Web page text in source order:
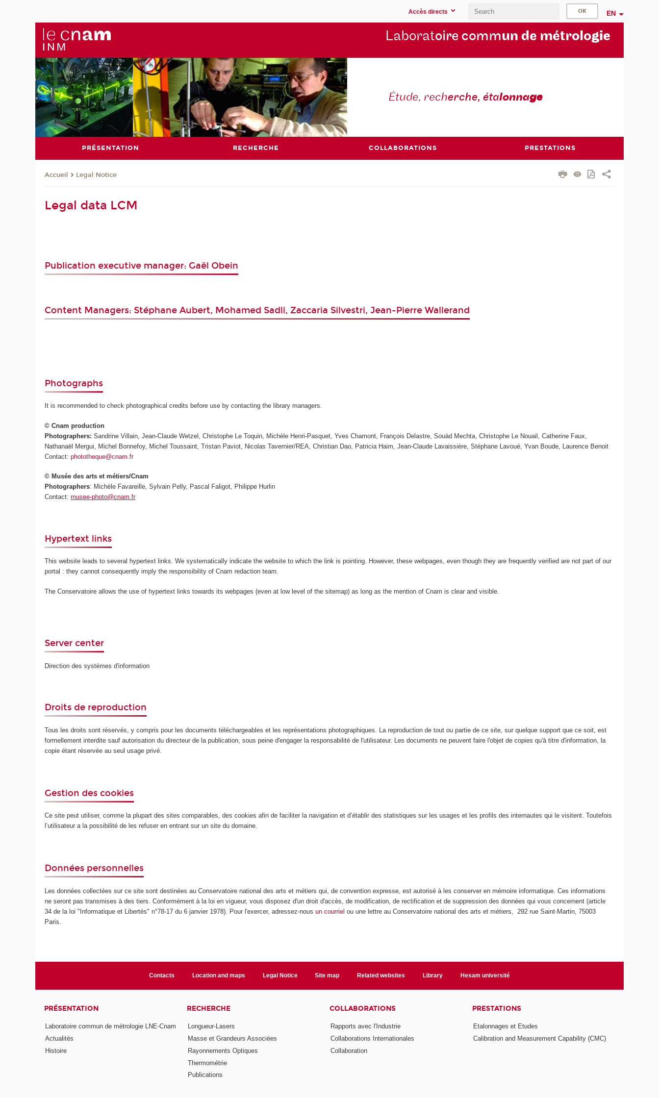
Accès directs EN
Laboratoire commun de métrologie
Étude, recherche, étalonnage
PRÉSENTATION RECHERCHE COLLABORATIONS PRESTATIONS
Accueil Legal Notice
Legal data LCM
Publication executive manager: Gaël Obein
Content Managers: Stéphane Aubert, Mohamed Sadli, Zaccaria Silvestri, Jean-Pierre Wallerand
Photographs
It is recommended to check photographical credits before use by contacting the library managers.
© Cnam production
Photographers: Sandrine Villain, Jean-Claude Wetzel, Christophe Le Toquin, Michèle Henri-Pasquet, Yves Chamont, François Delastre, Souäd Mechta, Christophe Le Nouail, Catherine Faux,
Nathanaël Mergui, Michel Bonnefoy, Michel Toussaint, Tristan Paviot, Nicolas Tavernier/REA, Christian Dao, Patricia Haim, Jean-Claude Lavaissière, Stéphane Lavoué, Yvan Boude, Laurence Benoit
Contact:phototheque@cnam.fr
© Musée des arts et métiers/Cnam
Photographers: Michèle Favareille, Sylvain Pelly, Pascal Faligot, Philippe Hurlin
Contact:musee-photo@cnam.fr
Hypertext links
This website leads to several hypertext links. We systematically indicate the website to which the link is pointing. However, these webpages, even though they are frequently verified are not part of our
portal : they cannot consequently imply the responsibility of Cnam redaction team.
The Conservatoire allows the use of hypertext links towards its webpages (even at low level of the sitemap) as long as the mention of Cnam is clear and visible.
Server center
Direction des systèmes d'information
Droits de reproduction
Tous les droits sont réservés, y compris pour les documents téléchargeables et les représentations photographiques. La reproduction de tout ou partie de ce site, sur quelque support que ce soit, est
formellement interdite sauf autorisation du directeur de la publication, sous peine d'engager la responsabilité de l'utilisateur. Les documents ne peuvent faire l'objet de copies qu'à titre d'information, la
copie étant réservée au seul usage privé.
Gestion des cookies
Ce site peut utiliser, comme la plupart des sites comparables, des cookies afin de faciliter la navigation et d’établir des statistiques sur les usages et les profils des internautes qui le visitent. Toutefois
l’utilisateur a la possibilité de les refuser en entrant sur un site du domaine.
Données personnelles
Les données collectées sur ce site sont destinées au Conservatoire national des arts et métiers qui, de convention expresse, est autorisé à les conserver en mémoire informatique. Ces informations
ne seront pas transmises à des tiers. Conformément à la loi en vigueur, vous disposez d'un droit d'accès, de modification, de rectification et de suppression des données qui vous concernent (article
34 de la loi "Informatique et Libertés" n°78-17 du 6 janvier 1978). Pour l'exercer, adressez-nousun courriel ou une lettre au Conservatoire national des arts et métiers, 292 rue Saint-Martin, 75003
Paris.
Contacts Location and maps Legal Notice Site map Related websites Library Hesam université
PRÉSENTATION
Laboratoire commun de métrologie LNE-Cnam
Actualités
Histoire
RECHERCHE
Longueur-Lasers
Masse et Grandeurs Associées
Rayonnements Optiques
Thermométrie
Publications
COLLABORATIONS
Rapports avec l'Industrie
Collaborations Internationales
Collaboration
PRESTATIONS
Etalonnages et Etudes
Calibration and Measurement Capability (CMC)